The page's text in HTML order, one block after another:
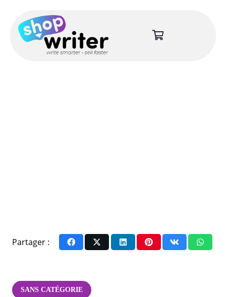
Partager :
SANS CATÉGORIE